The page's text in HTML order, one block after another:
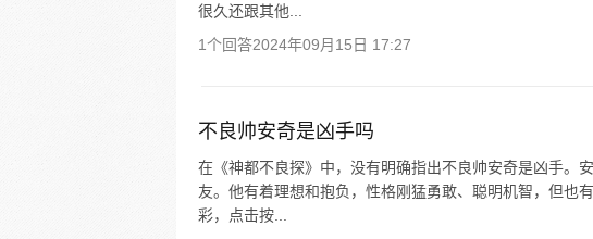
很久还跟其他...
1个回答2024年09月15日 17:27
不良帅安奇是凶手吗
在《神都不良探》中，没有明确指出不良帅安奇是凶手。
友。他有着理想和抱负，性格刚猛勇敢、聪明机智，但也
彩，点击按...